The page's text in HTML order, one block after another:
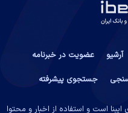
آرشیو
عضویت در خبرنامه
جستجوی پیشرفته
است و استفاده از اخبار و محتوا